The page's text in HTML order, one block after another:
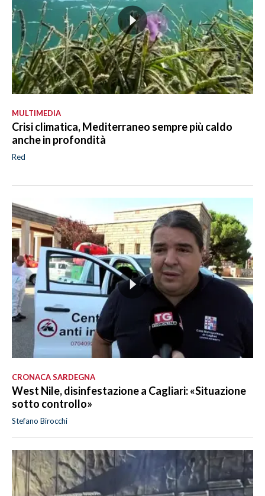
MULTIMEDIA
Crisi climatica, Mediterraneo sempre più caldo
anche in profondità
Red
CRONACA SARDEGNA
West Nile, disinfestazione a Cagliari: «Situazione
sotto controllo»
Stefano Birocchi